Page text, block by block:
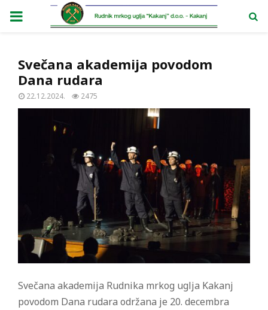
PRIMARY
Svečana akademija povodom
Dana rudara
22.12.2024. 2475
Svečana akademija Rudnika mrkog uglja Kakanj
povodom Dana rudara održana je 20. decembra